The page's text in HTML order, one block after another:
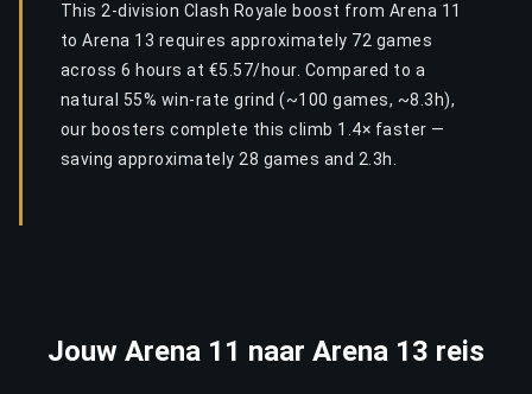
This 2-division Clash Royale boost from Arena 11
to Arena 13 requires approximately 72 games
across 6 hours at €5.57/hour. Compared to a
natural 55% win-rate grind (~100 games, ~8.3h),
our boosters complete this climb 1.4× faster —
saving approximately 28 games and 2.3h.
Jouw Arena 11 naar Arena 13 reis